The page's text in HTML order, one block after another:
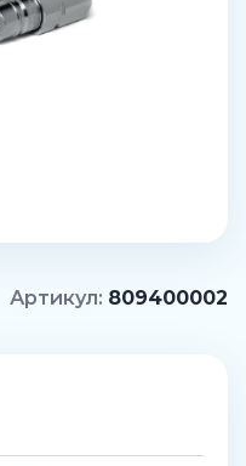
Артикул: 809400002